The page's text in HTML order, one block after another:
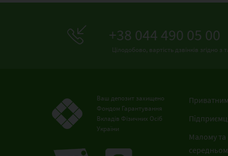
+38 044 490 05 00
Цілодобово, вартість дзвінків згідно
Ваш депозит захищено
Фондом Гарантування
Вкладів Фізичних Осіб
України
Малому та